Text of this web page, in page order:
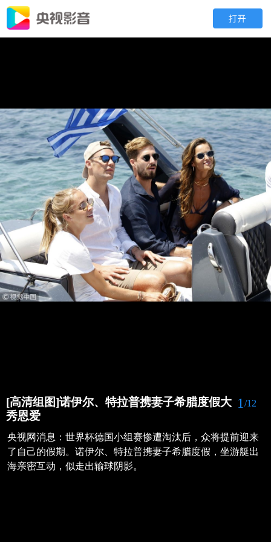
1/12
[高清组图]诺伊尔、特拉普携妻子希腊度假大
秀恩爱
央视网消息：世界杯德国小组赛惨遭淘汰后，众将提前迎来
了自己的假期。诺伊尔、特拉普携妻子希腊度假，坐游艇出
海亲密互动，似走出输球阴影。